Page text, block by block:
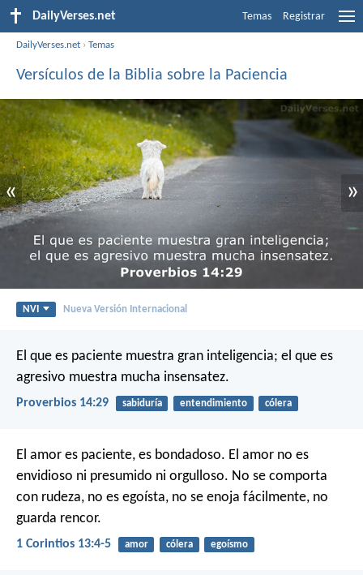
DailyVerses.net Temas Registrar
DailyVerses.net ›Temas
Versículos de la Biblia sobre la Paciencia
« »
NVI Nueva Versión Internacional
El que es paciente muestra gran inteligencia; el que es
agresivo muestra mucha insensatez.
Proverbios 14:29 sabiduría entendimiento cólera
El amor es paciente, es bondadoso. El amor no es
envidioso ni presumido ni orgulloso. No se comporta
con rudeza, no es egoísta, no se enoja fácilmente, no
guarda rencor.
1 Corintios 13:4-5 amor cólera egoísmo